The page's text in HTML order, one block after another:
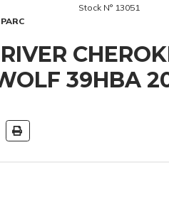
Stock N° 13051
39HBA